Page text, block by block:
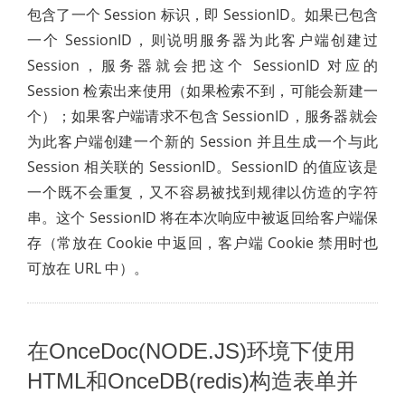
包含了一个 Session 标识，即 SessionID。如果已包含
一个 SessionID，则说明服务器为此客户端创建过
Session，服务器就会把这个 SessionID 对应的
Session 检索出来使用（如果检索不到，可能会新建一
个）；如果客户端请求不包含 SessionID，服务器就会
为此客户端创建一个新的 Session 并且生成一个与此
Session 相关联的 SessionID。SessionID 的值应该是
一个既不会重复，又不容易被找到规律以仿造的字符
串。这个 SessionID 将在本次响应中被返回给客户端保
存（常放在 Cookie 中返回，客户端 Cookie 禁用时也
可放在 URL 中）。
在OnceDoc(NODE.JS)环境下使用
HTML和OnceDB(redis)构造表单并